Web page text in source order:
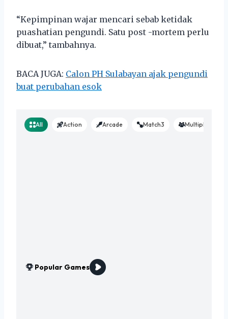
“Kepimpinan wajar mencari sebab ketidak
puashatian pengundi. Satu post -mortem perlu
dibuat,” tambahnya.
BACA JUGA: Calon PH Sulabayan ajak pengundi
buat perubahan esok